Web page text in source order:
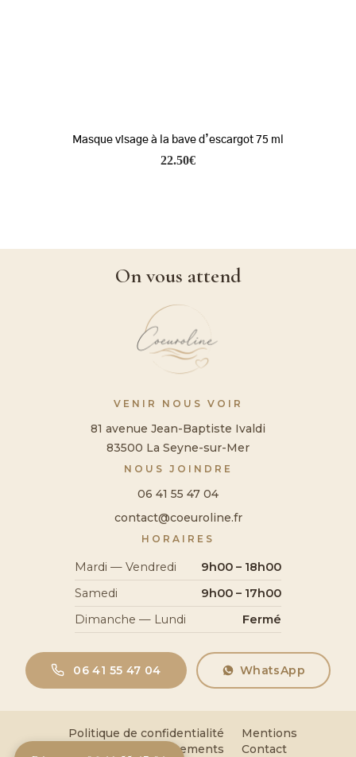
Masque visage à la bave d’escargot 75 ml
22.50€
On vous attend
VENIR NOUS VOIR
81 avenue Jean-Baptiste Ivaldi
83500 La Seyne-sur-Mer
NOUS JOINDRE
06 41 55 47 04
contact@coeuroline.fr
HORAIRES
Mardi — Vendredi
9h00 – 18h00
Samedi
9h00 – 17h00
Dimanche — Lundi
Fermé
06 41 55 47 04 WhatsApp
Politique de confidentialité
Mentions
Remboursements Contact